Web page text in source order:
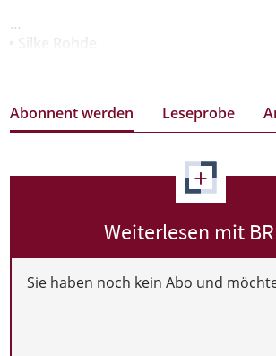
…
Silke Rohde
Abonnent werden Leseprobe
+
Weiterlesen mit
Sie haben noch kein Abo und